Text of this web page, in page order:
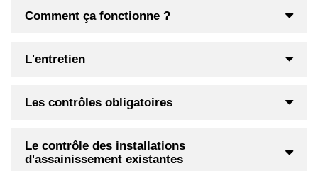
Comment ça fonctionne ?
L'entretien
Les contrôles obligatoires
Le contrôle des installations
d'assainissement existantes